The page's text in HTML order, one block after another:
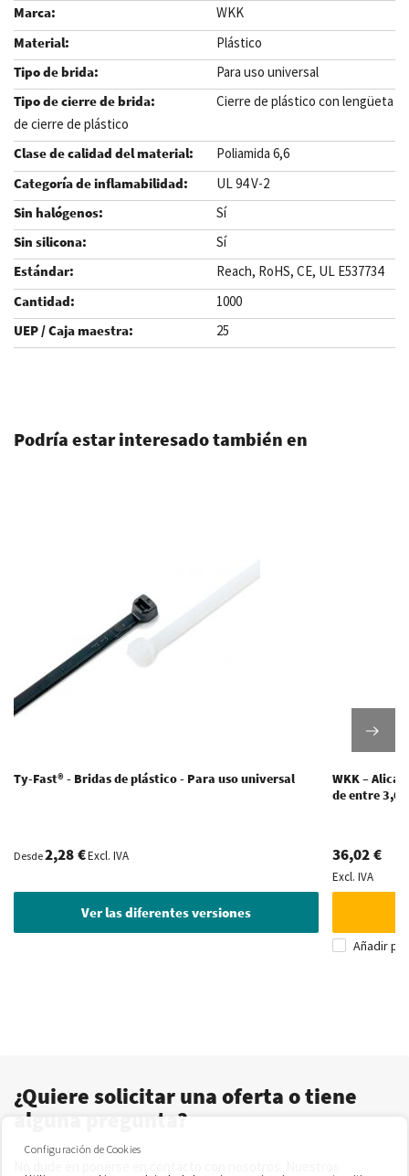
WKK
Plástico
Para uso universal
Cierre de plástico con lengüeta
de cierre de plástico
Poliamida 6,6
UL 94 V-2
Sí
Sí
Reach, RoHS, CE, UL E537734
1000
25
Podría estar interesado también en
Ty-Fast® - Bridas de plástico - Para uso universal
Desde2,28 €Excl. IVA
Ver las diferentes versiones
WKK –
de entre 3,6
36,02 €
Excl. IVA
Añadir
¿Quiere solicitar una oferta o tiene
alguna pregunta?
Configuración de Cookies